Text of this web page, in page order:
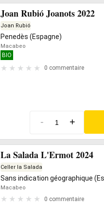
Joan Rubió Joanots 2022
Joan Rubió
Penedès (Espagne)
Macabeo
BIO
0 commentaire
- +
La Salada L'Ermot 2024
Celler la Salada
Sans indication géographique
Macabeo
0 commentaire